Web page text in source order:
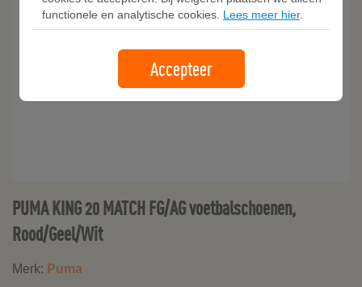
PUMA KING 20 MATCH FG/AG voetbalschoenen,
Rood/Geel/Wit
Merk: Puma
functionele en analytische cookies. Lees meer hier.
Accepteer